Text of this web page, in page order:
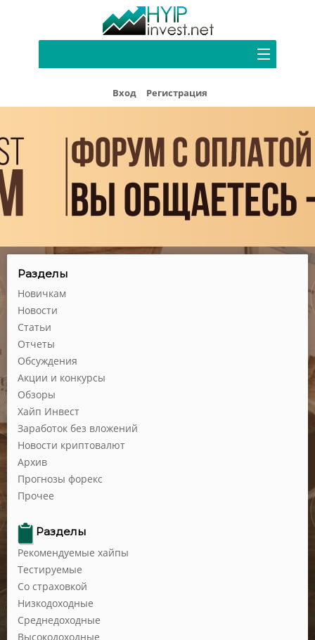
Рефбек
Реклама
Вход Регистрация
Разделы
Новичкам
Новости
Статьи
Отчеты
Обсуждения
Акции и конкурсы
Обзоры
Хайп Инвест
Заработок без вложений
Новости криптовалют
Архив
Прогнозы форекс
Прочее
Разделы
Рекомендуемые хайпы
Тестируемые
Со страховкой
Низкодоходные
Среднедоходные
Высокодоходные